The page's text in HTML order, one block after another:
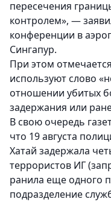
пересечения
контролем», —
конференции в
Сингапур.
При этом
используют слово
отношении убитых
задержания или
В свою очередь
что 19 августа
Хатай задержала
террористов ИГ
ранила еще одного
подразделение